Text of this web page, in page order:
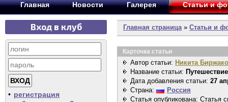
Главная Новости Галерея Статьи и
Вход в клуб
• регистрация
Главная страница» Статьи и
Карточка статьи
Автор статьи: Никита
Название статьи:
Дата добавления статьи: 27
Страна:
Россия
Статья опубликована: Статья